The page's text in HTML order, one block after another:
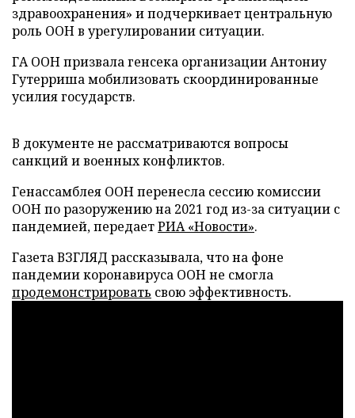
здравоохранения» и подчеркивает центральную
роль ООН в урегулировании ситуации.
ГА ООН призвала генсека организации Антониу
Гутерриша мобилизовать скоординированные
усилия государств.
В документе не рассматриваются вопросы
санкций и военных конфликтов.
Генассамблея ООН перенесла сессию комиссии
ООН по разоружению на 2021 год из-за ситуации с
пандемией, передаетРИА «Новости».
Газета ВЗГЛЯД рассказывала, что на фоне
пандемии коронавируса ООН не смогла
продемонстрировать свою эффективность.